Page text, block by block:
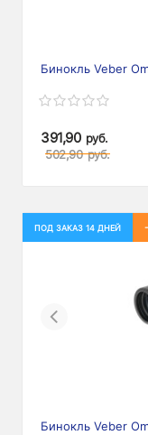
Бинокль Veber
391,90 руб.
502,90 руб.
ПОД ЗАКАЗ 14 ДНЕЙ
Previous
Бинокль Veber